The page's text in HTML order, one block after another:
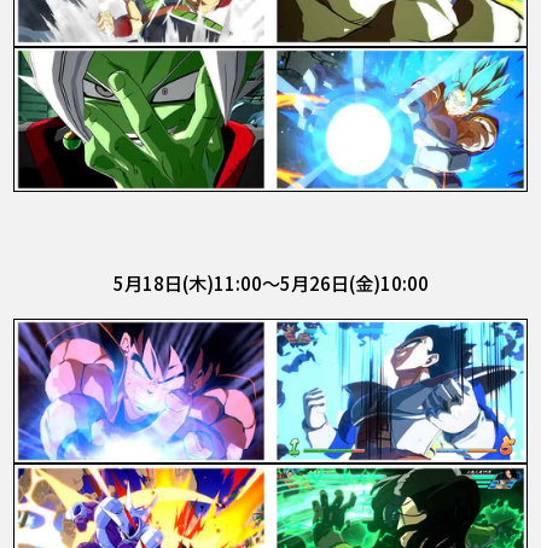
5月18日(木)11:00～5月26日(金)10:00